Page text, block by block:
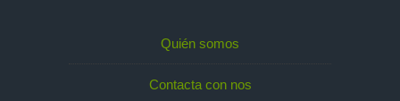
Quién somos
Contacta con nos